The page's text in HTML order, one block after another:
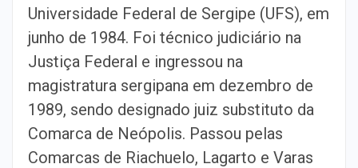
Universidade Federal de Sergipe (UFS), em
junho de 1984. Foi técnico judiciário na
Justiça Federal e ingressou na
magistratura sergipana em dezembro de
1989, sendo designado juiz substituto da
Comarca de Neópolis. Passou pelas
Comarcas de Riachuelo, Lagarto e Varas